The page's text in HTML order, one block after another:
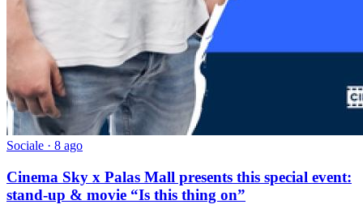
Sociale · 8 ago
Cinema Sky x Palas Mall presents this special event:
stand-up & movie “Is this thing on”